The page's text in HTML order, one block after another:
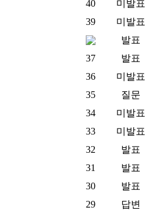
40 미발표
39
미발표
발표
37
발표
36
미발표
35
질문
34
미발표
33
미발표
32
발표
31
발표
30
발표
29
답변